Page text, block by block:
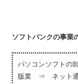
ソフトバンクの事業
パソコンソフト
版業 ⇒ ネット通